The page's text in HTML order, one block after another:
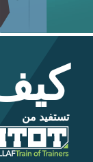
تستفيد من